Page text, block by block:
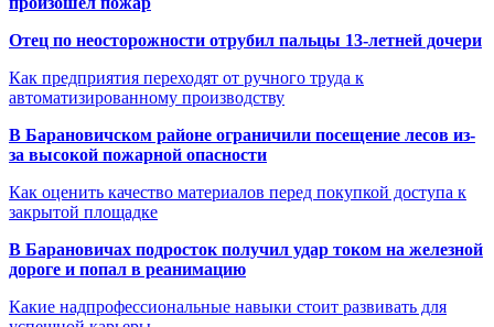
Отец по неосторожности отрубил пальцы 13-летней дочери
Как предприятия переходят от ручного труда к
автоматизированному производству
В Барановичском районе ограничили посещение лесов из-
за высокой пожарной опасности
Как оценить качество материалов перед покупкой доступа к
закрытой площадке
В Барановичах подросток получил удар током на железной
дороге и попал в реанимацию
Какие надпрофессиональные навыки стоит развивать для